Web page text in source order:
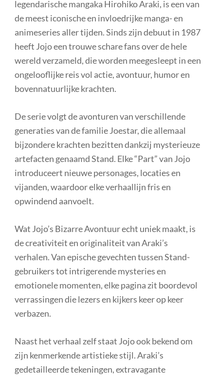
legendarische mangaka Hirohiko Araki, is een van
de meest iconische en invloedrijke manga- en
animeseries aller tijden. Sinds zijn debuut in 1987
heeft Jojo een trouwe schare fans over de hele
wereld verzameld, die worden meegesleept in een
ongelooflijke reis vol actie, avontuur, humor en
bovennatuurlijke krachten.
De serie volgt de avonturen van verschillende
generaties van de familie Joestar, die allemaal
bijzondere krachten bezitten dankzij mysterieuze
artefacten genaamd Stand. Elke “Part” van Jojo
introduceert nieuwe personages, locaties en
vijanden, waardoor elke verhaallijn fris en
opwindend aanvoelt.
Wat Jojo’s Bizarre Avontuur echt uniek maakt, is
de creativiteit en originaliteit van Araki’s
verhalen. Van epische gevechten tussen Stand-
gebruikers tot intrigerende mysteries en
emotionele momenten, elke pagina zit boordevol
verrassingen die lezers en kijkers keer op keer
verbazen.
Naast het verhaal zelf staat Jojo ook bekend om
zijn kenmerkende artistieke stijl. Araki’s
gedetailleerde tekeningen, extravagante